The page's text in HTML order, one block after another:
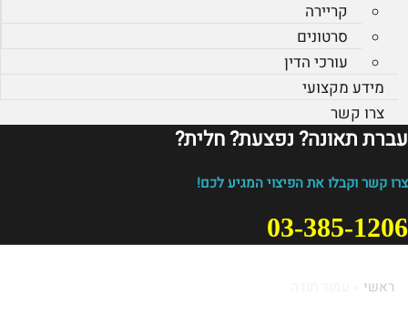
קריירה
סרטונים
עורכי הדין
מידע מקצועי
צרו קשר
עברת תאונה? נפצעת? חלית?​
צרו קשר וקבלו את הפיצוי המגיע לכם!
03-385-1206
ראשי